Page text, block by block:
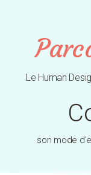
Le Human
son mode